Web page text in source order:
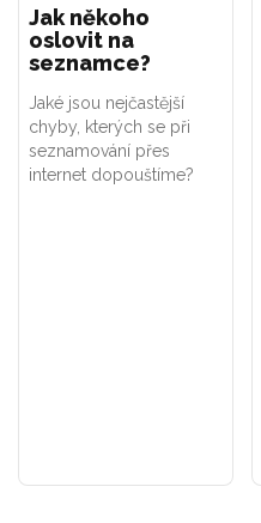
Jak někoho
oslovit na
seznamce?
Jaké jsou nejčastější
chyby, kterých se při
seznamování přes
internet dopouštíme?